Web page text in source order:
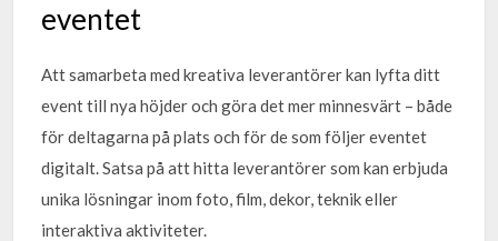
eventet
Att samarbeta med kreativa leverantörer kan lyfta ditt
event till nya höjder och göra det mer minnesvärt – både
för deltagarna på plats och för de som följer eventet
digitalt. Satsa på att hitta leverantörer som kan erbjuda
unika lösningar inom foto, film, dekor, teknik eller
interaktiva aktiviteter.